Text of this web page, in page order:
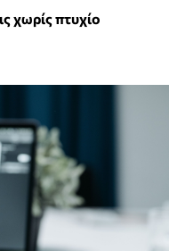
χωρίς πτυχίο